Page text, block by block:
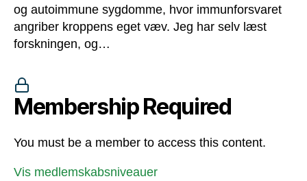
og autoimmune sygdomme, hvor immunforsvaret
angriber kroppens eget væv. Jeg har selv læst
forskningen, og…
Membership Required
You must be a member to access this content.
Vis medlemskabsniveauer